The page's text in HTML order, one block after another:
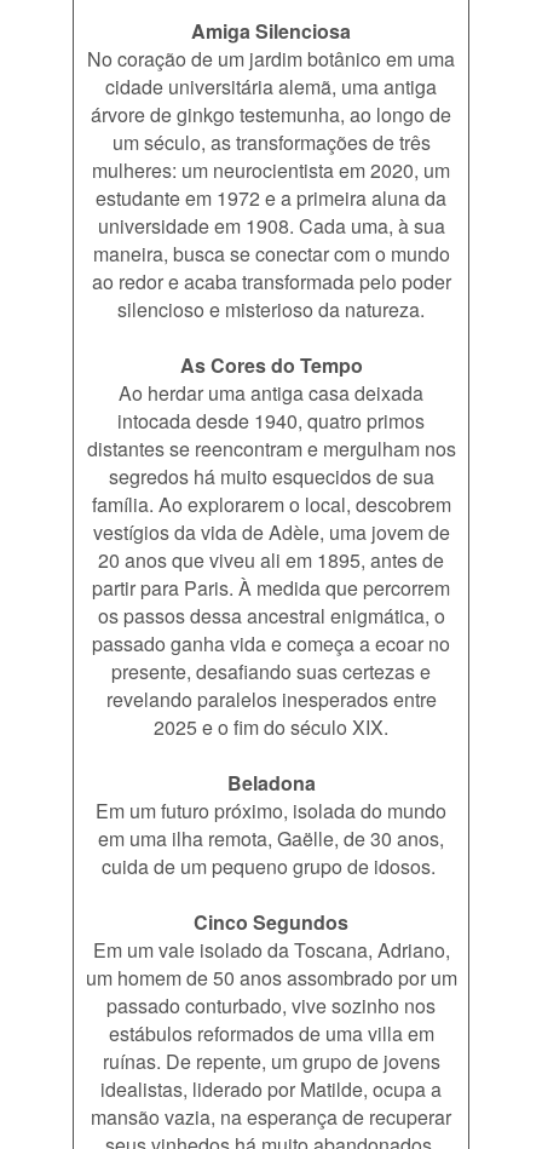
Amiga Silenciosa
No coração de um jardim botânico em uma
cidade universitária alemã, uma antiga
árvore de ginkgo testemunha, ao longo de
um século, as transformações de três
mulheres: um neurocientista em 2020, um
estudante em 1972 e a primeira aluna da
universidade em 1908. Cada uma, à sua
maneira, busca se conectar com o mundo
ao redor e acaba transformada pelo poder
silencioso e misterioso da natureza.
As Cores do Tempo
Ao herdar uma antiga casa deixada
intocada desde 1940, quatro primos
distantes se reencontram e mergulham nos
segredos há muito esquecidos de sua
família. Ao explorarem o local, descobrem
vestígios da vida de Adèle, uma jovem de
20 anos que viveu ali em 1895, antes de
partir para Paris. À medida que percorrem
os passos dessa ancestral enigmática, o
passado ganha vida e começa a ecoar no
presente, desafiando suas certezas e
revelando paralelos inesperados entre
2025 e o fim do século XIX.
Beladona
Em um futuro próximo, isolada do mundo
em uma ilha remota, Gaëlle, de 30 anos,
cuida de um pequeno grupo de idosos.
Cinco Segundos
Em um vale isolado da Toscana, Adriano,
um homem de 50 anos assombrado por um
passado conturbado, vive sozinho nos
estábulos reformados de uma villa em
ruínas. De repente, um grupo de jovens
idealistas, liderado por Matilde, ocupa a
mansão vazia, na esperança de recuperar